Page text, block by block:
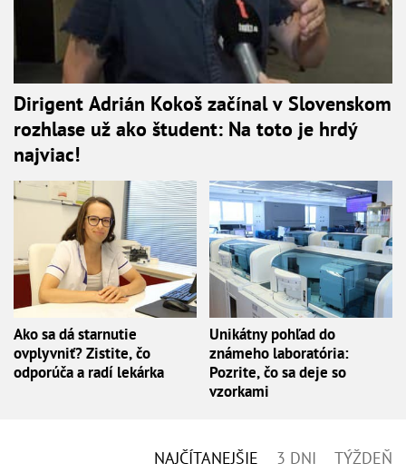
Dirigent Adrián Kokoš začínal v Slovenskom
rozhlase už ako študent: Na toto je hrdý
najviac!
Ako sa dá starnutie
ovplyvniť? Zistite, čo
odporúča a radí lekárka
Unikátny pohľad do
známeho laboratória:
Pozrite, čo sa deje so
vzorkami
NAJČÍTANEJŠIE 3 DNI TÝŽDEŇ